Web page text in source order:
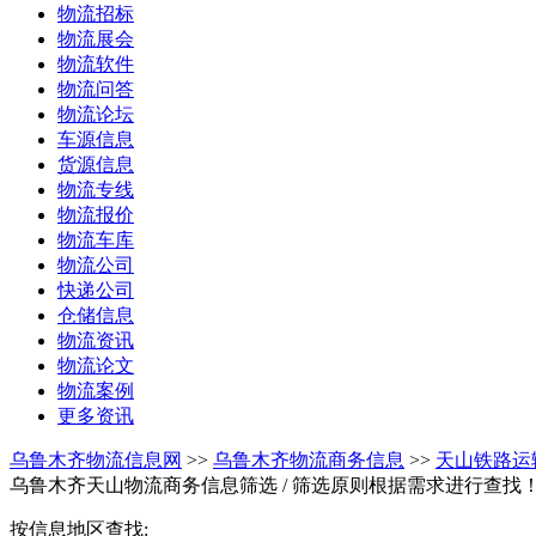
物流招标
物流展会
物流软件
物流问答
物流论坛
车源信息
货源信息
物流专线
物流报价
物流车库
物流公司
快递公司
仓储信息
物流资讯
物流论文
物流案例
更多资讯
乌鲁木齐物流信息网 >> 乌鲁木齐物流商务信息 >> 天山铁路运
乌鲁木齐天山物流商务信息筛选 / 筛选原则根据需求进行查找！
按信息地区查找: